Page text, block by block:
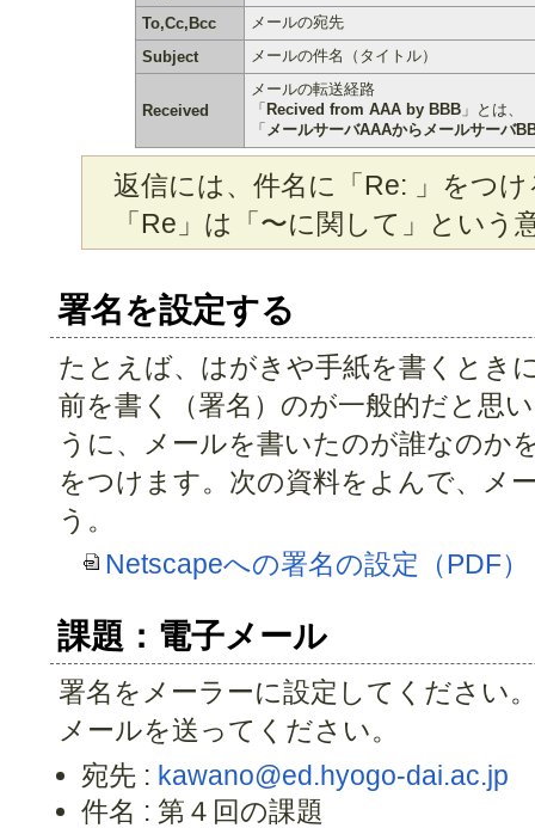
To,Cc,Bcc
メールの宛先
Subject
メールの件名（タイトル）
Received
メールの転送経路
「 Recived from AAA by BBB」とは、
「 メールサーバAAAからメールサーバ
返信には、件名に「Re: 」をつ
「Re」は「〜に関して」という
署名を設定する
たとえば、はがきや手紙を書くとき
前を書く（署名）のが一般的だと思
うに、メールを書いたのが誰なのか
をつけます。次の資料をよんで、メ
う。
Netscapeへの署名の設定（PDF）
課題：電子メール
署名をメーラーに設定してください
メールを送ってください。
宛先 : kawano@ed.hyogo-dai.ac.jp
件名 : 第４回の課題